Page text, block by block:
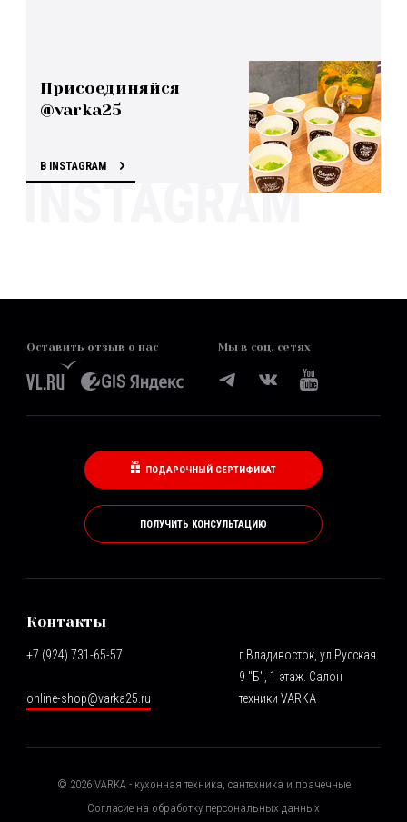
Присоединяйся
@varka25
В INSTAGRAM
Оставить отзыв о нас Мы в соц. сетях
ПОДАРОЧНЫЙ СЕРТИФИКАТ
ПОЛУЧИТЬ КОНСУЛЬТАЦИЮ
Контакты
+7 (924) 731-65-57
online-shop@varka25.ru
г.Владивосток, ул.Русская
9 "Б", 1 этаж. Салон
техники VARKA
© 2026VARKA - кухонная техника, сантехника и прачечные
Согласие на обработку персональных данных